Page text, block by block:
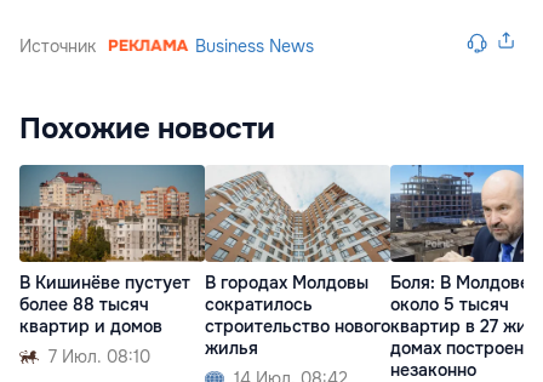
Источник Business News
Похожие новости
В Кишинёве пустует
более 88 тысяч
квартир и домов
7 Июл. 08:10
В городах Молдовы
сократилось
строительство нового
жилья
Боля: В Молдове
около 5 тысяч
квартир в 27
домах построены
незаконно